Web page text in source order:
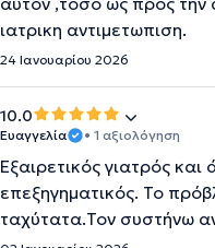
ιατρικη αντιμετωπιση.
24 Ιανουαρίου 2026
10.0
Ευαγγελία • 1 αξιολόγηση
Εξαιρετικός γιατρός
επεξηγηματικός. Το
ταχύτατα.Τον συστήνω